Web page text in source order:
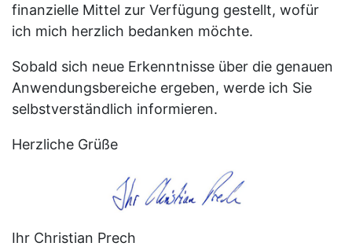
finanzielle Mittel zur Verfügung gestellt, wofür
ich mich herzlich bedanken möchte.
Sobald sich neue Erkenntnisse über die genauen
Anwendungsbereiche ergeben, werde ich Sie
selbstverständlich informieren.
Herzliche Grüße
Ihr Christian Prech